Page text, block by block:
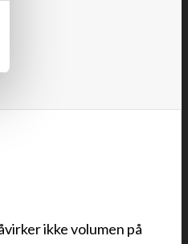
ikke volumen på